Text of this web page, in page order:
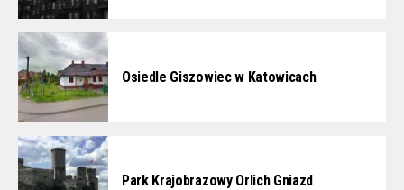
Osiedle Giszowiec w Katowicach
Park Krajobrazowy Orlich Gniazd